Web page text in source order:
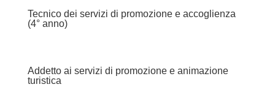
Tecnico dei servizi di promozione e accoglienza
(4° anno)
Addetto ai servizi di promozione e animazione
turistica